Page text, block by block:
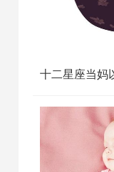
十二星座当妈